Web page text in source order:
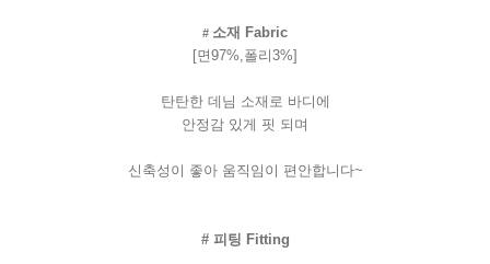
# 소재 Fabric
[면97%,폴리3%]
탄탄한 데님 소재로 바디에
안정감 있게 핏 되며
신축성이 좋아 움직임이 편안합니다~
# 피팅 Fitting